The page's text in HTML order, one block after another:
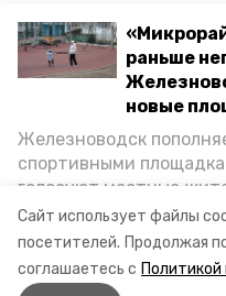
Сайт использует файлы
посетителей. Продолжая
соглашаетесь с
раньше
новые
Железноводск
спортивными
голосуют местные
Октябрьской уже
пространство для
приступили к
Подробнее о том, как
На ставропольских
курортах ждут
готовят сюрпризы
В частности, в
объекты, которые
мэрии, 1 февраля
Аллеи Любви. Здесь
детская площадки,
заработает фонтан,
1 февраля 2022, 10:45